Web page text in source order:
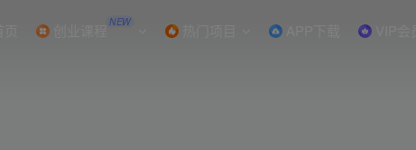
创业课程 NEW 热门项目 APP下载 VIP会员